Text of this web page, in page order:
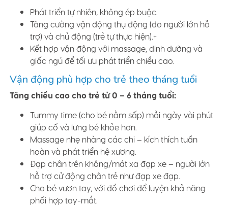
Phát triển tự nhiên, không ép buộc.
Tăng cường vận động thụ động (do người lớn hỗ
trợ) và chủ động (trẻ tự thực hiện).+
Kết hợp vận động với massage, dinh dưỡng và
giấc ngủ để tối ưu phát triển chiều cao.
Vận động phù hợp cho trẻ theo tháng tuổi
Tăng chiều cao cho trẻ từ 0 – 6 tháng tuổi:
Tummy time (cho bé nằm sấp) mỗi ngày vài phút
giúp cổ và lưng bé khỏe hơn.
Massage nhẹ nhàng các chi – kích thích tuần
hoàn và phát triển hệ xương.
Đạp chân trên không/mát xa đạp xe – người lớn
hỗ trợ cử động chân trẻ như đạp xe đạp.
Cho bé vươn tay, với đồ chơi để luyện khả năng
phối hợp tay-mắt.